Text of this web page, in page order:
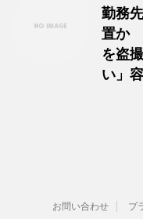
勤務
置か
を盗
い」
お問い合わせ プ